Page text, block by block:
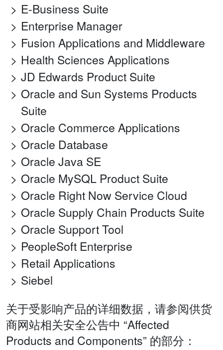
E-Business Suite
Enterprise Manager
Fusion Applications and Middleware
Health Sciences Applications
JD Edwards Product Suite
Oracle and Sun Systems Products
Suite
Oracle Commerce Applications
Oracle Database
Oracle Java SE
Oracle MySQL Product Suite
Oracle Right Now Service Cloud
Oracle Supply Chain Products Suite
Oracle Support Tool
PeopleSoft Enterprise
Retail Applications
Siebel
关于受影响产品的详细数据，请参阅供货
商网站相关安全公告中 “Affected
Products and Components” 的部分：